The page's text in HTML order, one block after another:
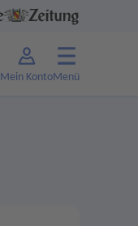
Mein KontoMenü